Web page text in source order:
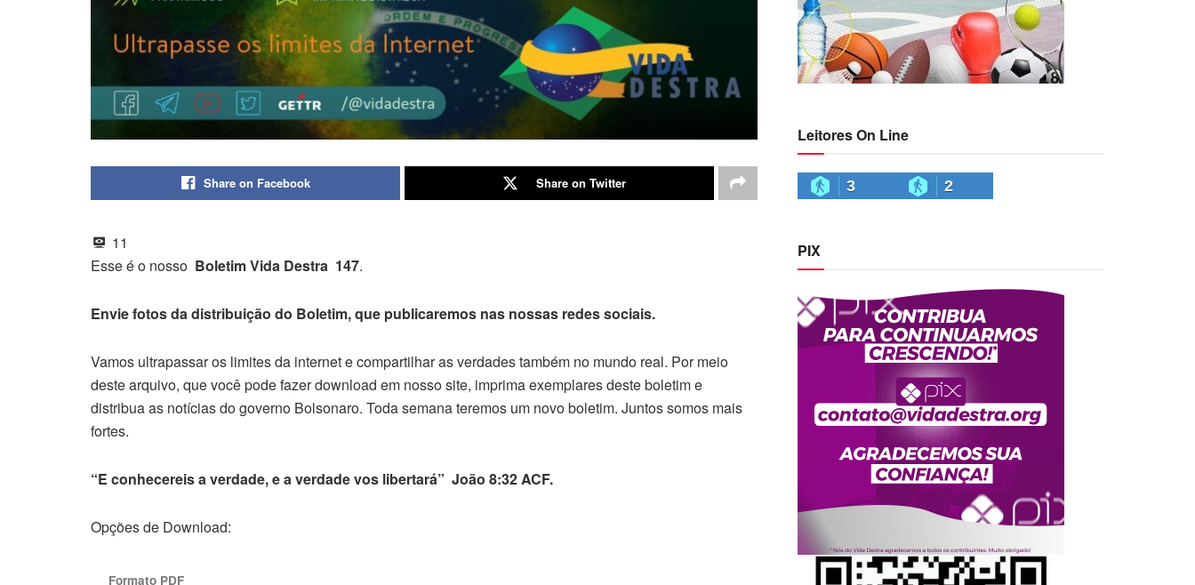
Share on Facebook Share on Twitter
11
Esse é o nosso Boletim Vida Destra 147.
Envie fotos da distribuição do Boletim, que publicaremos nas nossas redes sociais.
Vamos ultrapassar os limites da internet e compartilhar as verdades também no mundo real. Por meio
deste arquivo, que você pode fazer download em nosso site, imprima exemplares deste boletim e
distribua as notícias do governo Bolsonaro. Toda semana teremos um novo boletim. Juntos somos mais
fortes.
“E conhecereis a verdade, e a verdade vos libertará” João 8:32 ACF.
Opções de Download:
Formato PDF
Leitores On Line
3 2
PIX